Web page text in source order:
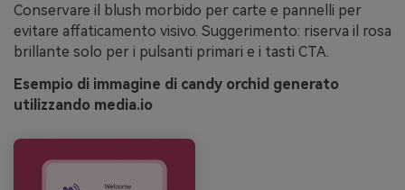
Conservare il blush morbido per carte e pannelli per
evitare affaticamento visivo. Suggerimento: riserva il rosa
brillante solo per i pulsanti primari e i tasti CTA.
Esempio di immagine di candy orchid generato
utilizzando media.io